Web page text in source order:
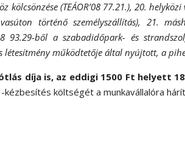
kölcsönzése (TEÁOR’08 77.21.), 20.
történő személyszállítás), 21.
93.29-ből a szabadidőpark- és
működtetője által nyújtott, a
díja is, az eddigi 1500 Ft helyett
kézbesítés költségét a munkavállalóra